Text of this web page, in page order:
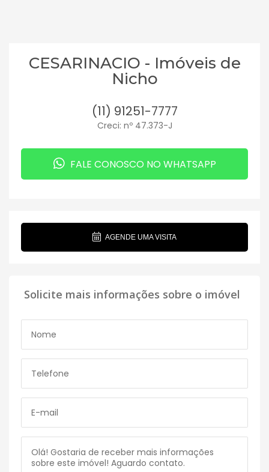
CESARINACIO - Imóveis de
Nicho
(11) 91251-7777
Creci: nº 47.373-J
FALE CONOSCO NO WHATSAPP
AGENDE UMA VISITA
Solicite mais informações sobre o imóvel